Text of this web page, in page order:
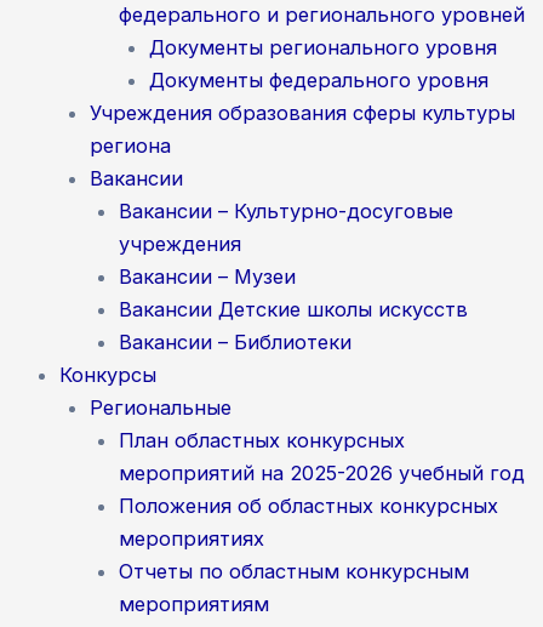
федерального и регионального уровней
Документы регионального уровня
Документы федерального уровня
Учреждения образования сферы культуры
региона
Вакансии
Вакансии – Культурно-досуговые
учреждения
Вакансии – Музеи
Вакансии Детские школы искусств
Вакансии – Библиотеки
Конкурсы
Региональные
План областных конкурсных
мероприятий на 2025-2026 учебный год
Положения об областных конкурсных
мероприятиях
Отчеты по областным конкурсным
мероприятиям